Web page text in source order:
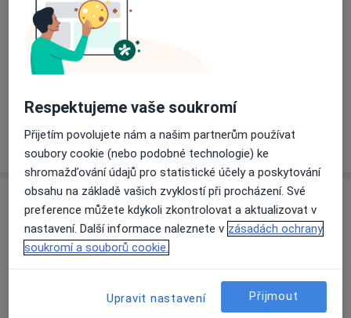
Hlavní léčená onemocnění
Gynekologická onemocnění
Premenstruační syndrom
Víceo zkušenostech
Služby a ceník služeb
Antikoncepce
Detaily
Respektujeme vaše soukromí
Přijetím povolujete nám a našim partnerům používat
soubory cookie (nebo podobné technologie) ke
shromažďování údajů pro statistické účely a poskytování
obsahu na základě vašich zvyklostí při procházení. Své
preference můžete kdykoli zkontrolovat a aktualizovat v
nastavení. Další informace naleznete v zásadách ochrany
soukromí a souborů cookie.
Upravit nastavení Přijmout